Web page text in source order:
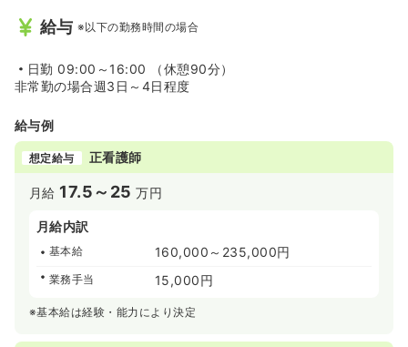
給与 ※以下の勤務時間の場合
日勤 09:00～16:00 （休憩90分）
非常勤の場合週3日～4日程度
給与例
想定給与 正看護師
月給 17.5～25 万円
月給内訳
基本給 160,000～235,000円
業務手当 15,000円
※基本給は経験・能力により決定